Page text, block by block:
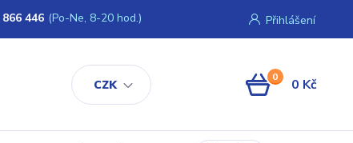
CZK
Přihlášení
446 (Po-Ne, 8-20 hod.)
0 0 Kč